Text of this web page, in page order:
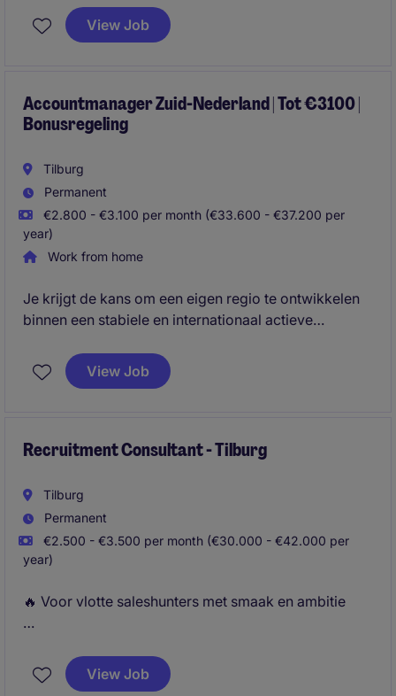
vrijheid om zelfstandig marktkansen te identificeren
en een sterke positie op te bouwen binnen jouw regio
View Job
Accountmanager Zuid-Nederland | Tot €3100 |
Bonusregeling
Tilburg
Permanent
€2.800 - €3.100 per month (€33.600 - €37.200 per
year)
Work from home
Je krijgt de kans om een eigen regio te ontwikkelen
binnen een stabiele en internationaal actieve
maar levert maatwerkoplossingen waarmee je
daadwerkelijk waarde toevoegt voor de klant.
mogelijkheid om jezelf verder te ontwikkelen binnen
View Job
Recruitment Consultant - Tilburg
Tilburg
Permanent
€2.500 - €3.500 per month (€30.000 - €42.000 per
year)
🔥 Voor vlotte saleshunters met smaak en ambitie
de schakel tussen ambitieuze professionals en
toonaangevende bedrijven. Je gebruikt je
View Job